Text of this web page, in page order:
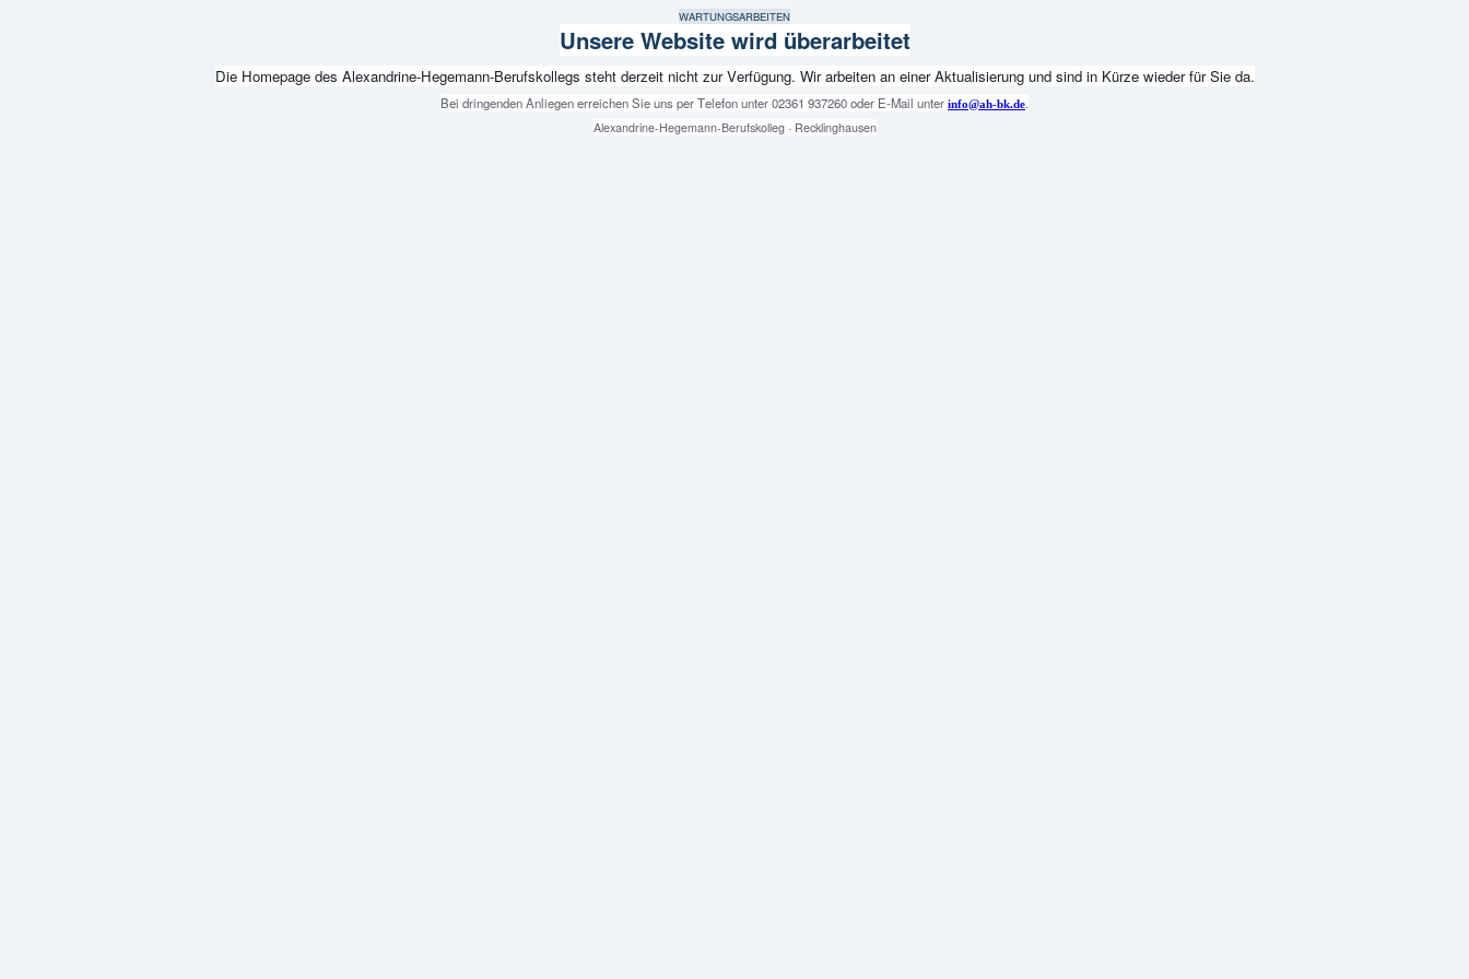
WARTUNGSARBEITEN
Unsere Website wird überarbeitet
Die Homepage des Alexandrine-Hegemann-Berufskollegs steht derzeit nicht zur Verfügung. Wir arbeiten an einer Aktualisierung und sind in Kürze wieder für Sie da.
Bei dringenden Anliegen erreichen Sie uns per Telefon unter 02361 937260 oder E-Mail unter info@ah-bk.de.
Alexandrine-Hegemann-Berufskolleg · Recklinghausen